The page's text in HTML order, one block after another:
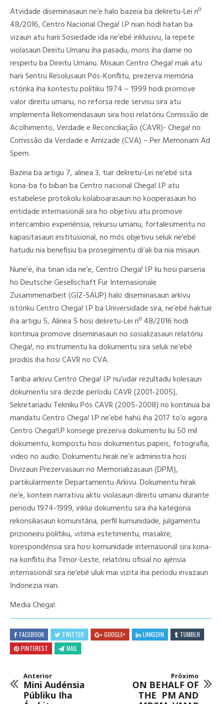
Atvidade diseminasaun ne’e halo bazeia ba dekretu-Lei nº
48/2016, Centro Nacional Chega! I.P nian hodi hatan ba
vizaun atu harii Sosiedade ida ne’ebé inklusivu, la repete
violasaun Direitu Umanu iha pasadu, moris iha dame no
respeitu ba Direitu Umanu. Misaun Centro Chega! mak atu
harii Sentru Resolusaun Pós-Konflitu, prezerva memória
istórika iha kontestu polítiku 1974 – 1999 hodi promove
valor direitu umanu, no reforsa rede servisu sira atu
implementa Rekomendasaun sira hosi relatóriu Comissão de
Acolhimento, Verdade e Reconciliação (CAVR)- Chega! no
Comissão da Verdade e Amizade (CVA) – Per Memoriam Ad
Spem.
Bazeia ba artigu 7, alinea 3, tuir dekretu-Lei ne’ebé sita
kona-ba fo biban ba Centro nacional Chega! I.P atu
estabelese protokolu kolaboarasaun no kooperasaun ho
entidade internasionál sira ho objetivu atu promove
intercambio experiénsia, rekursu umanu, fortalesimentu no
kapasitasaun institusional, no mós objetivu seluk neʼebé
hatudu nia benefisiu ba prosegimentu di’ak ba nia misaun.
Nune’e, iha tinan ida ne’e, Centro Chega! I.P liu hosi parseria
ho Deutsche Gesellschaft Für Internasionale
Zusammenarbeit (GIZ-SAUP) halo diseminasaun arkivu
istóriku Centro Chega! I.P ba Universidade sira, ne’ebé haktuir
iha artigu 5, Alinea 5 hosi dekretu-Lei nº 48/2016 hodi
kontinua promove diseminasaun no sosializasaun relatóriu
Chega!, no instrumentu ka dokumentu sira seluk ne’ebé
prodús iha hosi CAVR no CVA.
Tanba arkivu Centro Chega! I.P nu’udar rezultadu kolesaun
dokumentu sira dezde períodu CAVR (2001-2005),
Sekretariadu Tekniku Pós CAVR (2005-2008) no kontinua ba
mandatu Centro Chega! I.P ne’ebé hahú iha 2017 to’o agora.
Centro Chega!I.P konsege prezerva dokumentu liu 50 mil
dokumentu, kompostu hosi dokumentus papeis, fotografia,
video no audio. Dokumentu hirak ne’e administra hosi
Divizaun Prezervasaun no Memorializasaun (DPM),
partikularmente Departamentu Arkivu. Dokumentu hirak
ne’e, kontein narrativu aktu violasaun direitu umanu durante
periodu 1974-1999, inklui dokumentu sira iha kategoria
rekonsiliasaun komunitária, perfil kumunidade, julgamentu
prizioneiru polítiku, vitima estetimentu, masakre,
korespondénsia sira hosi komunidade internasionál sira kona-
na konflitu iha Timor-Leste, relatóriu ofisial no ajénsia
internasionál sira neʼebé uluk mai vizita iha periodu invazaun
Indonezia nian.
Media Chega!.
FACEBOOK TWITTER GOOGLE+ LINKEDIN
TUMBLR
PINTEREST
MAIL
Anterior
Mini Audénsia
Públiku Iha
Próximo
ON BEHALF OF
THE PM AND